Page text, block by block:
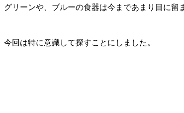
グリーンや、ブルーの食器は今まであまり目に留
今回は特に意識して探すことにしました。